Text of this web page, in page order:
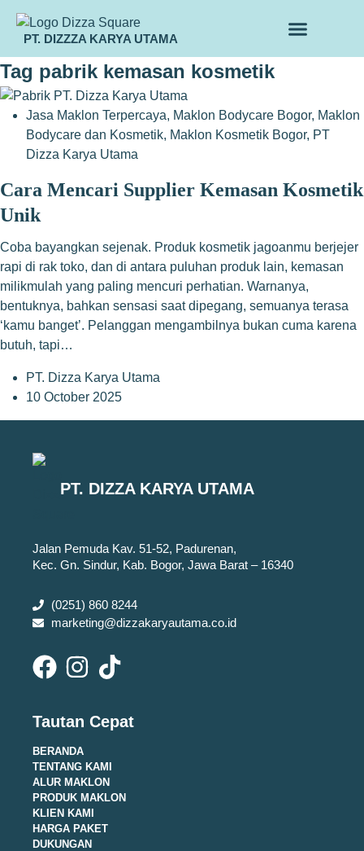
PT. DIZZZA KARYA UTAMA
Tag pabrik kemasan kosmetik
Jasa Maklon Terpercaya, Maklon Bodycare Bogor, Maklon
Bodycare dan Kosmetik, Maklon Kosmetik Bogor, PT
Dizza Karya Utama
Cara Mencari Supplier Kemasan Kosmetik
Unik
Coba bayangkan sejenak. Produk kosmetik jagoanmu berjejer
rapi di rak toko, dan di antara puluhan produk lain, kemasan
milikmulah yang paling mencuri perhatian. Warnanya,
bentuknya, bahkan sensasi saat dipegang, semuanya terasa
‘kamu banget’. Pelanggan mengambilnya bukan cuma karena
butuh, tapi…
PT. Dizza Karya Utama
10 October 2025
PT. DIZZA KARYA UTAMA
Jalan Pemuda Kav. 51-52, Padurenan,
Kec. Gn. Sindur, Kab. Bogor, Jawa Barat – 16340
(0251) 860 8244
marketing@dizzakaryautama.co.id
Tautan Cepat
BERANDA
TENTANG KAMI
ALUR MAKLON
PRODUK MAKLON
KLIEN KAMI
HARGA PAKET
DUKUNGAN